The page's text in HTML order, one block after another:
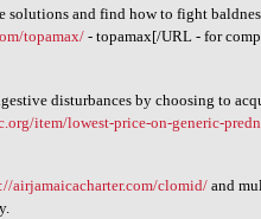
solutions and find how to fight
topamax/ - topamax[/URL - for
disturbances by choosing to
item/lowest-price-on-generic-
airjamaicacharter.com/clomid/ and